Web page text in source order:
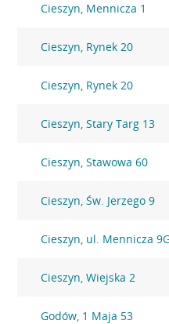
Cieszyn, Mennicza 1
Cieszyn, Rynek 20
Cieszyn, Rynek 20
Cieszyn, Stary Targ 13
Cieszyn, Stawowa 60
Cieszyn, Św. Jerzego 9
Cieszyn, ul. Mennicza
Cieszyn, Wiejska 2
Godów, 1 Maja 53